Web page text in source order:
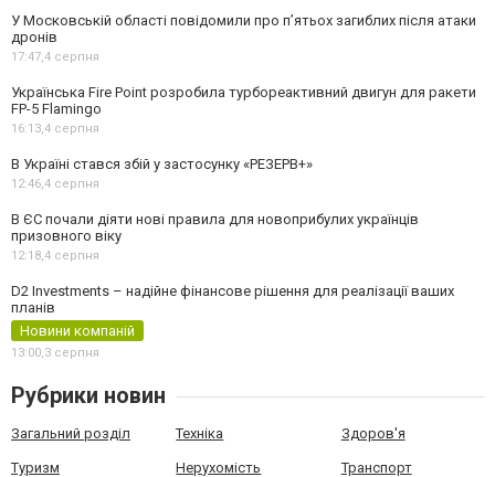
У Московській області повідомили про п’ятьох загиблих після атаки
дронів
17:47, 4 серпня
Українська Fire Point розробила турбореактивний двигун для ракети
FP-5 Flamingo
16:13, 4 серпня
В Україні стався збій у застосунку «РЕЗЕРВ+»
12:46, 4 серпня
В ЄС почали діяти нові правила для новоприбулих українців
призовного віку
12:18, 4 серпня
D2 Investments – надійне фінансове рішення для реалізації ваших
планів
Новини компаній
13:00, 3 серпня
Рубрики новин
Загальний розділ Техніка Здоров'я
Туризм Нерухомість Транспорт